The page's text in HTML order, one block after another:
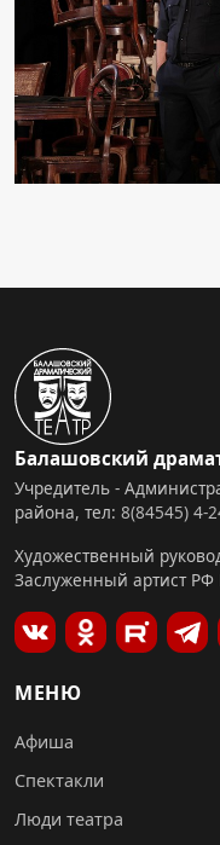
Балашовский
Учредитель -
района, тел: 8(84545) 4-
Художественный
Заслуженный артист
МЕНЮ
Афиша
Спектакли
Люди театра